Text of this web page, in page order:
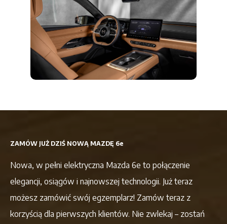
ZAMÓW JUŻ DZIŚ NOWĄ MAZDĘ 6e
Nowa, w pełni elektryczna Mazda 6e to połączenie
elegancji, osiągów i najnowszej technologii. Już teraz
możesz zamówić swój egzemplarz! Zamów teraz z
korzyścią dla pierwszych klientów. Nie zwlekaj – zostań